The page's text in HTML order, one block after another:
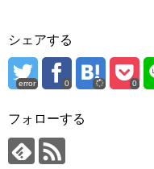
シェアする
error 0 0
フォローする